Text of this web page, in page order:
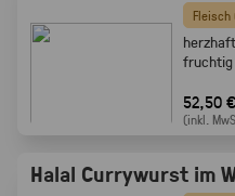
Fleisch
fruchtig
52,50 €
(inkl.